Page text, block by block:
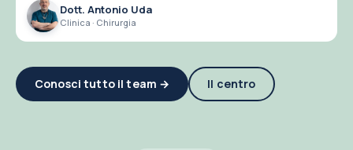
Dott. Antonio Uda
Clinica · Chirurgia
Conosci tutto il team → Il centro